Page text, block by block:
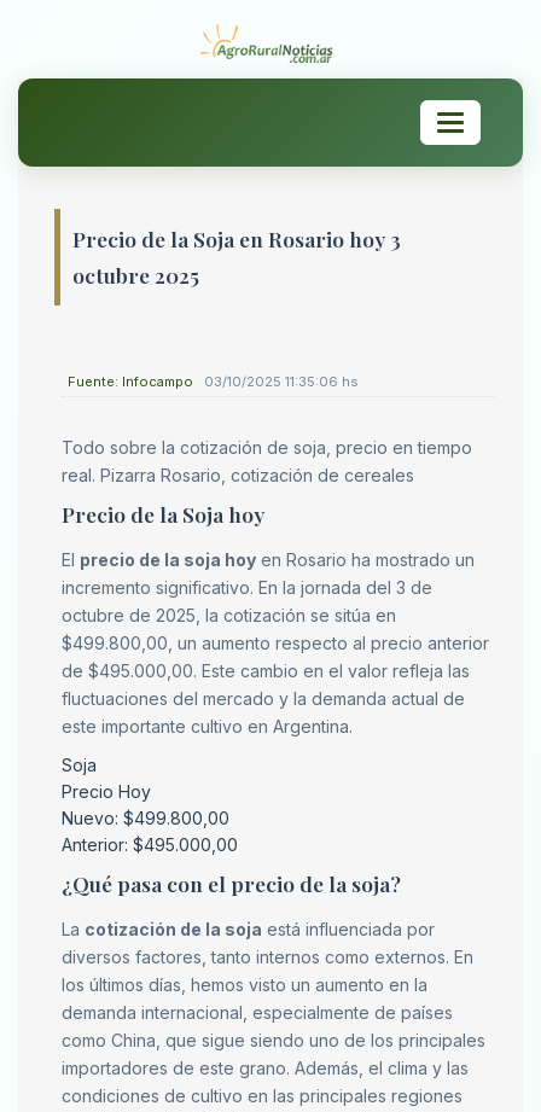
Toggle
navigation
Precio de la Soja en Rosario hoy 3
octubre 2025
Fuente: Infocampo 03/10/2025 11:35:06 hs
Todo sobre la cotización de soja, precio en tiempo
real. Pizarra Rosario, cotización de cereales
Precio de la Soja hoy
El precio de la soja hoy en Rosario ha mostrado un
incremento significativo. En la jornada del 3 de
octubre de 2025, la cotización se sitúa en
$499.800,00, un aumento respecto al precio anterior
de $495.000,00. Este cambio en el valor refleja las
fluctuaciones del mercado y la demanda actual de
este importante cultivo en Argentina.
Soja
Precio Hoy
Nuevo: $499.800,00
Anterior: $495.000,00
¿Qué pasa con el precio de la soja?
La cotización de la soja está influenciada por
diversos factores, tanto internos como externos. En
los últimos días, hemos visto un aumento en la
demanda internacional, especialmente de países
como China, que sigue siendo uno de los principales
importadores de este grano. Además, el clima y las
condiciones de cultivo en las principales regiones